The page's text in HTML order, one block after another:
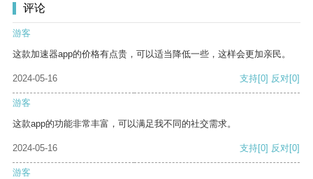
评论
游客
这款加速器app的价格有点贵，可以适当降低一些，这样会更加亲民。
2024-05-16 支持[0] 反对[0]
游客
这款app的功能非常丰富，可以满足我不同的社交需求。
2024-05-16 支持[0] 反对[0]
游客